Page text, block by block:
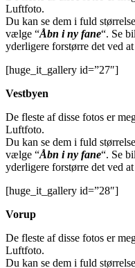
Luftfoto.
Du kan se dem i fuld
vælge “Åbn i ny fane“. Se
yderligere forstørre det ved
[huge_it_gallery id=”27″]
Vestbyen
De fleste af disse fotos er
Luftfoto.
Du kan se dem i fuld
vælge “Åbn i ny fane“. Se
yderligere forstørre det ved
[huge_it_gallery id=”28″]
Vorup
De fleste af disse fotos er
Luftfoto.
Du kan se dem i fuld